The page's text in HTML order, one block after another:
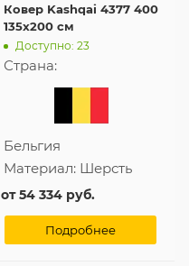
Ковер Kashqai 4377 400
135x200 см
Доступно: 23
Страна:
Бельгия
Материал: Шерсть
от54 334 руб.
Подробнее